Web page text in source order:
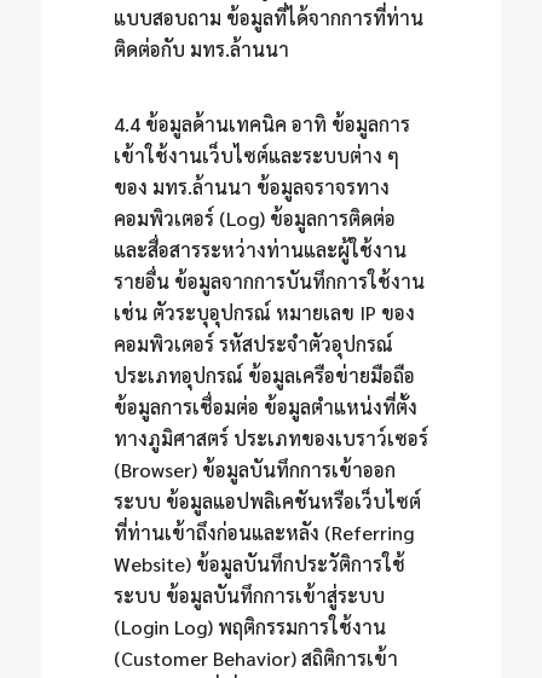
แบบสอบถาม ข้อมูลที่ได้จากการที่ท่าน
ติดต่อกับ มทร.ล้านนา
4.4 ข้อมูลด้านเทคนิค อาทิ ข้อมูลการ
เข้าใช้งานเว็บไซต์และระบบต่าง ๆ
ของ มทร.ล้านนา ข้อมูลจราจรทาง
คอมพิวเตอร์ (Log) ข้อมูลการติดต่อ
และสื่อสารระหว่างท่านและผู้ใช้งาน
รายอื่น ข้อมูลจากการบันทึกการใช้งาน
เช่น ตัวระบุอุปกรณ์ หมายเลข IP ของ
คอมพิวเตอร์ รหัสประจำตัวอุปกรณ์
ประเภทอุปกรณ์ ข้อมูลเครือข่ายมือถือ
ข้อมูลการเชื่อมต่อ ข้อมูลตำแหน่งที่ตั้ง
ทางภูมิศาสตร์ ประเภทของเบราว์เซอร์
(Browser) ข้อมูลบันทึกการเข้าออก
ระบบ ข้อมูลแอปพลิเคชันหรือเว็บไซต์
ที่ท่านเข้าถึงก่อนและหลัง (Referring
Website) ข้อมูลบันทึกประวัติการใช้
ระบบ ข้อมูลบันทึกการเข้าสู่ระบบ
(Login Log) พฤติกรรมการใช้งาน
(Customer Behavior) สถิติการเข้า